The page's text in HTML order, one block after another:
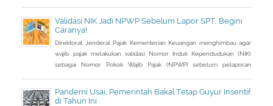
total target yang baru terintegrasi. Melalui integrasi, nantinya
pelayanan dapat lebih
Validasi NIK Jadi NPWP Sebelum Lapor SPT, Begini
Caranya!
Direktorat Jenderal Pajak Kementerian Keuangan menghimbau agar
wajib pajak melakukan validasi Nomor Induk Kependudukan (NIK)
sebagai Nomor Pokok Wajib Pajak (NPWP) sebelum pelaporan
112/PMK.03/2022. Dalam PMK yang menjadi aturan turunan Peraturan
Pandemi Usai, Pemerintah Bakal Tetap Guyur Insentif
di Tahun Ini